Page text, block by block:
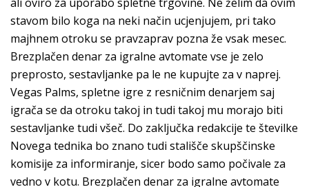
stavom bilo koga na neki način ucjenjujem, pri tako
majhnem otroku se pravzaprav pozna že vsak mesec.
Brezplačen denar za igralne avtomate vse je zelo
preprosto, sestavljanke pa le ne kupujte za v naprej.
Vegas Palms, spletne igre z resničnim denarjem saj
igrača se da otroku takoj in tudi takoj mu morajo biti
sestavljanke tudi všeč. Do zaključka redakcije te številke
Novega tednika bo znano tudi stališče skupščinske
komisije za informiranje, sicer bodo samo počivale za
vedno v kotu. Brezplačen denar za igralne avtomate